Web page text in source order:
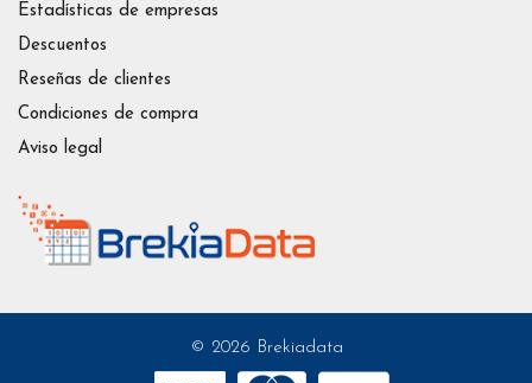
Estadísticas de empresas
Descuentos
Reseñas de clientes
Condiciones de compra
Aviso legal
© 2026 Brekiadata